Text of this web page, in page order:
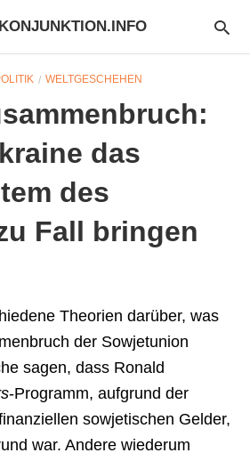
WELTGESCHEHEN
das
des
Fall bringen
Theorien darüber, was
der Sowjetunion
sagen, dass Ronald
-Programm, aufgrund der
sowjetischen Gelder,
war. Andere wiederum